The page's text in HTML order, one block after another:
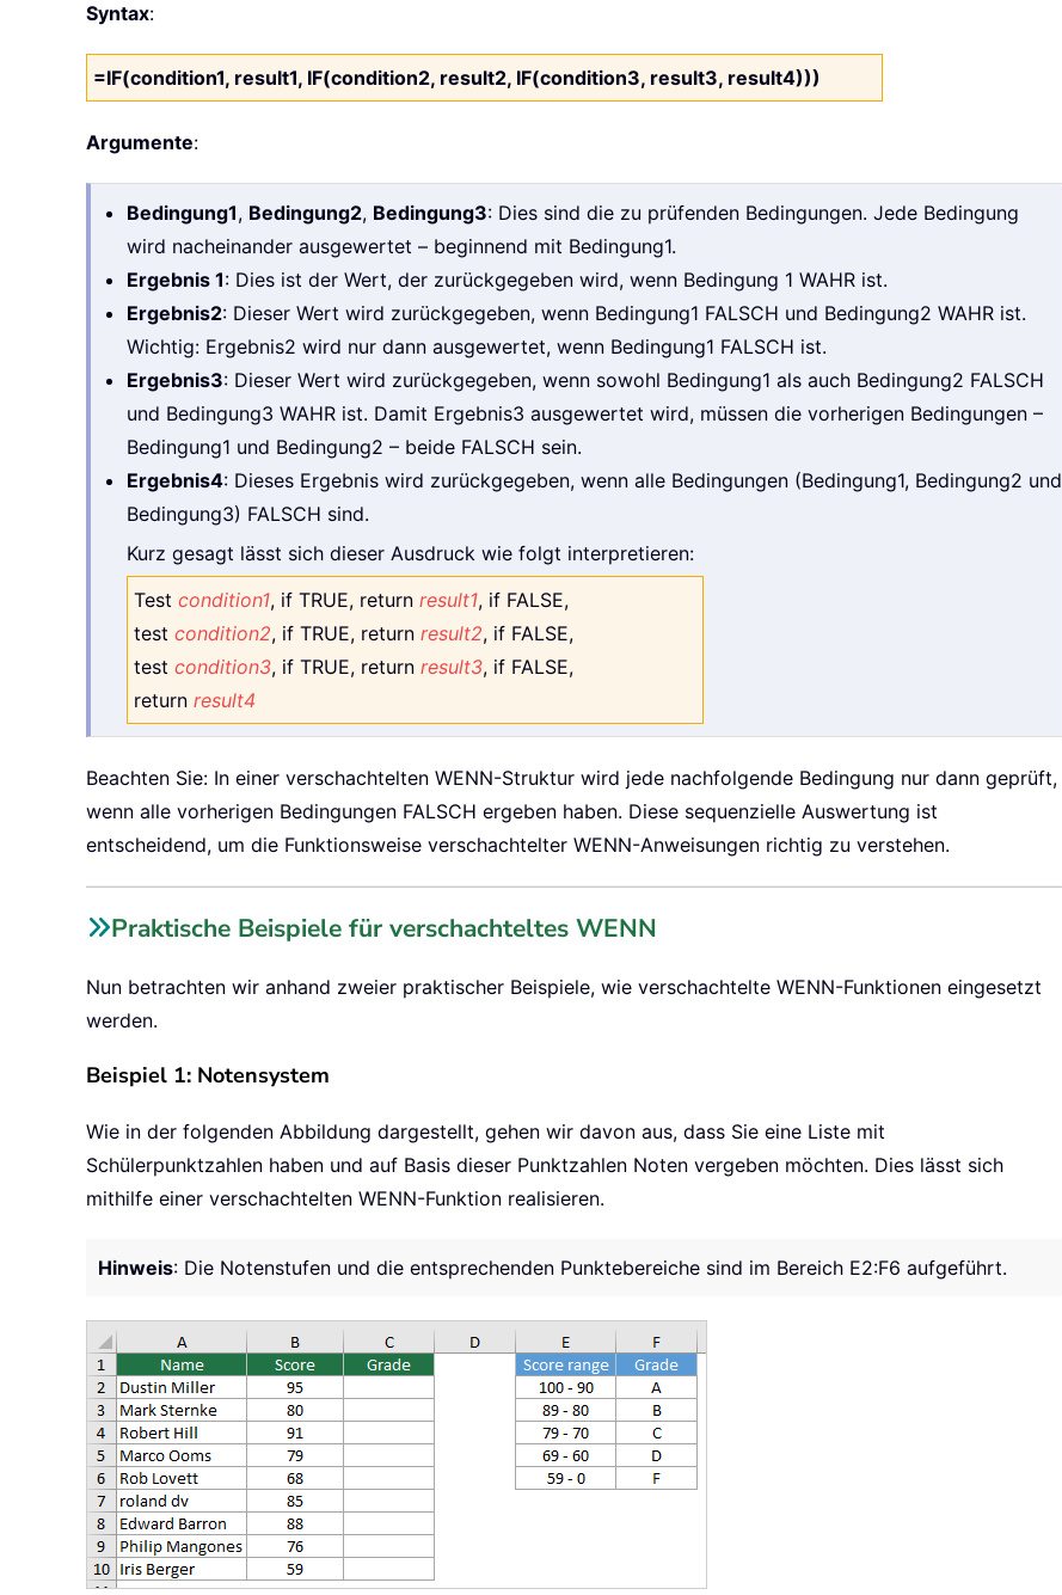
Syntax:
=IF(condition1, result1, IF(condition2, result2, IF(condition3, result3, result4)))
Argumente:
Bedingung1, Bedingung2, Bedingung3: Dies sind die zu prüfenden Bedingungen. Jede Bedingung
wird nacheinander ausgewertet – beginnend mit Bedingung1.
Ergebnis 1: Dies ist der Wert, der zurückgegeben wird, wenn Bedingung 1 WAHR ist.
Ergebnis2: Dieser Wert wird zurückgegeben, wenn Bedingung1 FALSCH und Bedingung2 WAHR ist.
Wichtig: Ergebnis2 wird nur dann ausgewertet, wenn Bedingung1 FALSCH ist.
Ergebnis3: Dieser Wert wird zurückgegeben, wenn sowohl Bedingung1 als auch Bedingung2 FALSCH
und Bedingung3 WAHR ist. Damit Ergebnis3 ausgewertet wird, müssen die vorherigen Bedingungen –
Bedingung1 und Bedingung2 – beide FALSCH sein.
Ergebnis4: Dieses Ergebnis wird zurückgegeben, wenn alle Bedingungen (Bedingung1, Bedingung2 und
Bedingung3) FALSCH sind.
Kurz gesagt lässt sich dieser Ausdruck wie folgt interpretieren:
Test condition1, if TRUE, return result1, if FALSE,
test condition2, if TRUE, return result2, if FALSE,
test condition3, if TRUE, return result3, if FALSE,
return result4
Beachten Sie: In einer verschachtelten WENN-Struktur wird jede nachfolgende Bedingung nur dann geprüft,
wenn alle vorherigen Bedingungen FALSCH ergeben haben. Diese sequenzielle Auswertung ist
entscheidend, um die Funktionsweise verschachtelter WENN-Anweisungen richtig zu verstehen.
Praktische Beispiele für verschachteltes WENN
Nun betrachten wir anhand zweier praktischer Beispiele, wie verschachtelte WENN-Funktionen eingesetzt
werden.
Beispiel 1: Notensystem
Wie in der folgenden Abbildung dargestellt, gehen wir davon aus, dass Sie eine Liste mit
Schülerpunktzahlen haben und auf Basis dieser Punktzahlen Noten vergeben möchten. Dies lässt sich
mithilfe einer verschachtelten WENN-Funktion realisieren.
Hinweis: Die Notenstufen und die entsprechenden Punktebereiche sind im Bereich E2:F6 aufgeführt.